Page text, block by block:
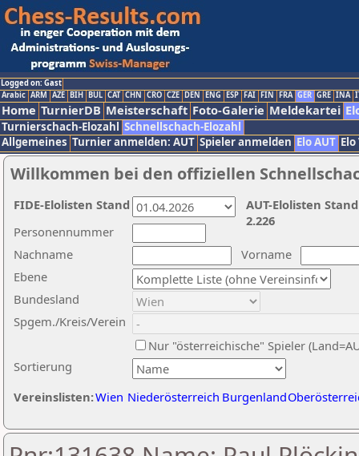
Logged on: Gast
Arabic ARM AZE BIH BUL CAT CHN CRO CZE DEN ENG ESP FAI FIN FRA GER GRE INA
Home TurnierDB Meisterschaft Foto-Galerie Meldekartei
Turnierschach-Elozahl Schnellschach-Elozahl
Allgemeines Turnier anmelden: AUT Spieler anmelden Elo AUT
Willkommen bei den offiziellen
Nachname
Vorname
Ebene
Sortierung
Personennummer
Bundesland
Spgem./Kreis/Verein
Nur "österreichische" Spieler
Vereinslisten:Wien Niederösterreich Burgenland
AUT-Elolisten
2.226
FIDE-Elolisten Stand